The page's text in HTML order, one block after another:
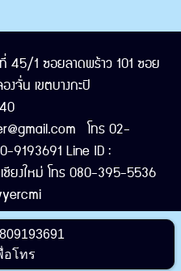
45/1 ซอยลาดพร้าว 101 ซอย
จั่น เขตบางกะปิ
โทร 02-
9193691 Line ID :
ชียงใหม่ โทร 080-395-5536
อโทร